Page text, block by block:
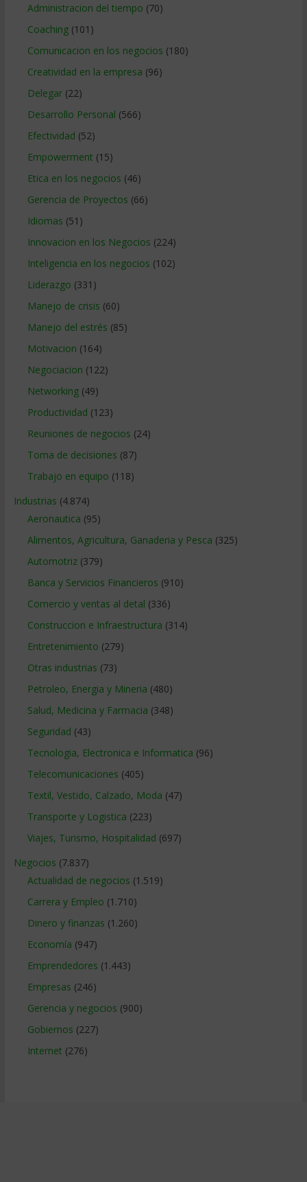
Administracion del tiempo (70)
Coaching(101)
Comunicacion en los negocios (180)
Creatividad en la empresa (96)
Delegar(22)
Desarrollo Personal (566)
Efectividad (52)
Empowerment (15)
Etica en los negocios (46)
Gerencia de Proyectos (66)
Idiomas (51)
Innovacion en los Negocios (224)
Inteligencia en los negocios (102)
Liderazgo (331)
Manejo de crisis (60)
Manejo del estrés (85)
Motivacion (164)
Negociacion (122)
Networking(49)
Productividad (123)
Reuniones de negocios (24)
Toma de decisiones (87)
Trabajo en equipo (118)
Industrias (4.874)
Aeronautica (95)
Alimentos, Agricultura, Ganaderia y Pesca (325)
Automotriz(379)
Banca y Servicios Financieros (910)
Comercio y ventas al detal (336)
Construccion e Infraestructura (314)
Entretenimiento (279)
Otras industrias (73)
Petroleo, Energia y Mineria (480)
Salud, Medicina y Farmacia (348)
Seguridad (43)
Tecnologia, Electronica e Informatica (96)
Telecomunicaciones (405)
Textil, Vestido, Calzado, Moda (47)
Transporte y Logistica (223)
Viajes, Turismo, Hospitalidad (697)
Negocios (7.837)
Actualidad de negocios (1.519)
Carrera y Empleo (1.710)
Dinero y finanzas (1.260)
Economía (947)
Emprendedores (1.443)
Empresas (246)
Gerencia y negocios (900)
Gobiernos (227)
Internet (276)